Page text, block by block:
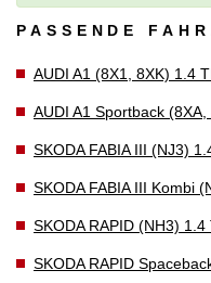
PASSENDE
AUDI A1 (8X1, 8XK) 1.4
AUDI A1 Sportback
SKODA FABIA III (NJ3)
SKODA FABIA III Kombi
SKODA RAPID (NH3) 1.4
SKODA RAPID